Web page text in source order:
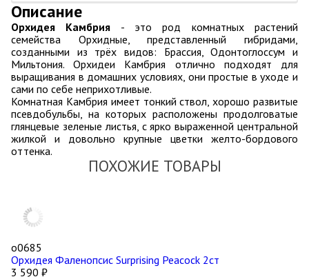
Описание
Орхидея Камбрия - это род комнатных растений
семейства Орхидные, представленный гибридами,
созданными из трёх видов: Брассия, Одонтоглоссум и
Мильтония. Орхидеи Камбрия отлично подходят для
выращивания в домашних условиях, они простые в уходе и
сами по себе неприхотливые.
Комнатная Камбрия имеет тонкий ствол, хорошо развитые
псевдобульбы, на которых расположены продолговатые
глянцевые зеленые листья, с ярко выраженной центральной
жилкой и довольно крупные цветки желто-бордового
оттенка.
ПОХОЖИЕ ТОВАРЫ
о0685
Орхидея Фаленопсис Surprising Peacock 2ст
3 590 ₽